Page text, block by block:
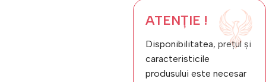
ATENȚIE !
Disponibilitatea, prețul și
caracteristicile
produsului este necesar